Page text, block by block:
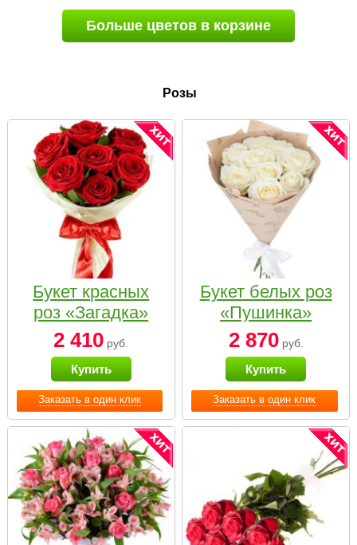
Больше цветов в корзине
Розы
Заказать в один клик
Букет красных
роз «Загадка»
2 410 руб.
Купить
Заказать в один клик
Букет белых роз
«Пушинка»
2 870руб.
Купить